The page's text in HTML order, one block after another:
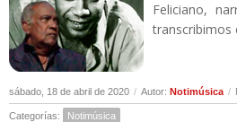
Feliciano,
transcribimos
sábado, 18 de abril de 2020 / Autor: Notimúsica /
Categorías: Notimúsica